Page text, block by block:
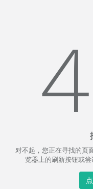
对不起，您正在寻找的页
览器上的刷新按钮或